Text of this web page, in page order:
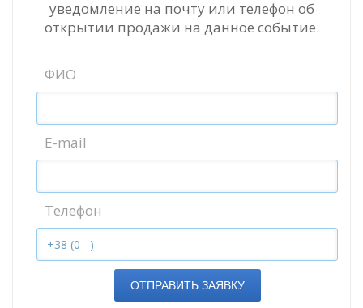
уведомление на почту или телефон об
открытии продажи на данное событие.
ФИО
E-mail
Телефон
ОТПРАВИТЬ ЗАЯВКУ